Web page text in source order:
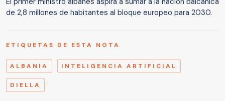
de 2,8 millones de habitantes al bloque europeo para 2030.
ETIQUETAS DE ESTA NOTA
ALBANIA INTELIGENCIA ARTIFICIAL
DIELLA